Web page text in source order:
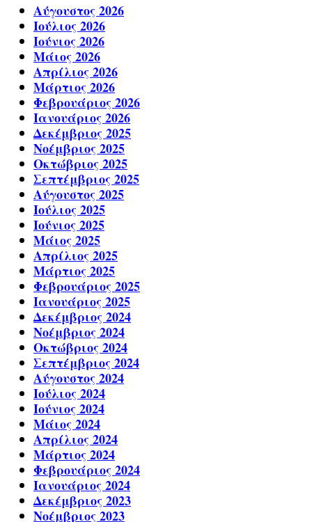
Αύγουστος 2026
Ιούλιος 2026
Ιούνιος 2026
Μάιος 2026
Απρίλιος 2026
Μάρτιος 2026
Φεβρουάριος 2026
Ιανουάριος 2026
Δεκέμβριος 2025
Νοέμβριος 2025
Οκτώβριος 2025
Σεπτέμβριος 2025
Αύγουστος 2025
Ιούλιος 2025
Ιούνιος 2025
Μάιος 2025
Απρίλιος 2025
Μάρτιος 2025
Φεβρουάριος 2025
Ιανουάριος 2025
Δεκέμβριος 2024
Νοέμβριος 2024
Οκτώβριος 2024
Σεπτέμβριος 2024
Αύγουστος 2024
Ιούλιος 2024
Ιούνιος 2024
Μάιος 2024
Απρίλιος 2024
Μάρτιος 2024
Φεβρουάριος 2024
Ιανουάριος 2024
Δεκέμβριος 2023
Νοέμβριος 2023